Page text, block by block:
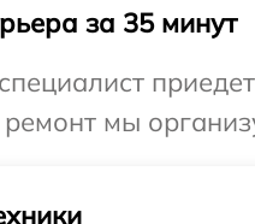
за 35 минут
мы